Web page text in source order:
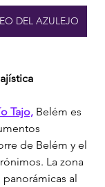
DEL AZULEJO
Tajo, Belém es
de Belém y el
La zona
al